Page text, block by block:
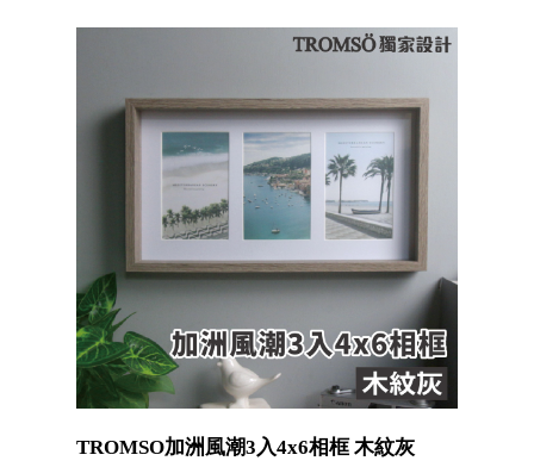
TROMSO加洲風潮3入4x6相框 木紋灰